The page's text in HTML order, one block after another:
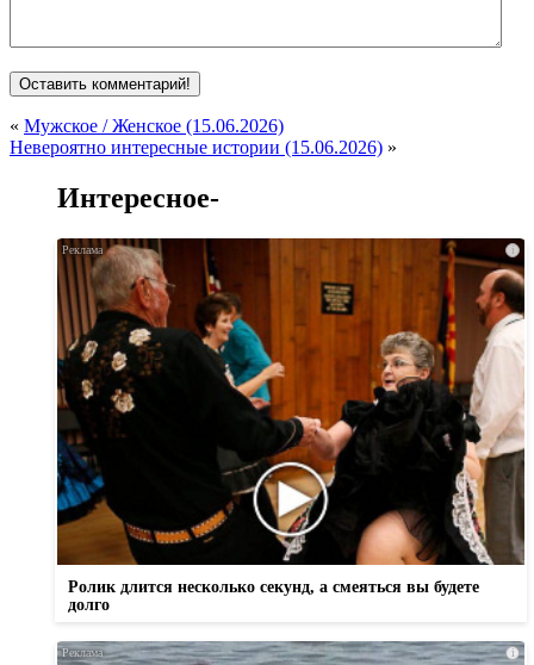
« Мужское / Женское (15.06.2026)
Невероятно интересные истории (15.06.2026) »
Интересное-
i
Ролик длится несколько секунд, а смеяться вы будете
долго
i